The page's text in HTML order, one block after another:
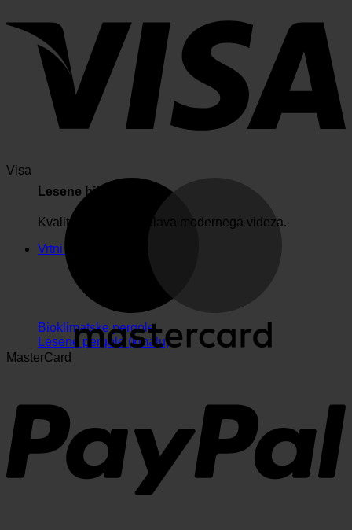
Lesene hiške
Kvaliteten les in izdelava modernega videza.
Vrtni nadstreški
Bioklimatske pergole
Lesene pergole (kmalu)
Visa
MasterCard